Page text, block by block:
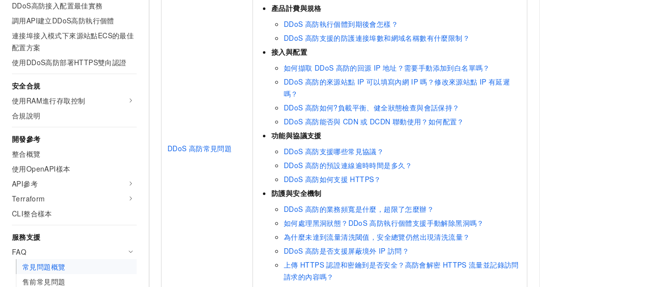
DDoS高防接入配置最佳實務
調用API建立DDoS高防執行個體
連接埠接入模式下來源站點ECS的最佳
配置方案
使用DDoS高防部署HTTPS雙向認證
安全合規
使用RAM進行存取控制
合規說明
開發參考
整合概覽
使用OpenAPI樣本
API參考
Terraform
CLI整合樣本
服務支援
FAQ
常見問題概覽
售前常見問題
DDoS 高防常見問題
產品計費與規格
DDoS 高防執行個體到期後會怎樣？
DDoS 高防支援的防護連接埠數和網域名稱數有什麼限制？
接入與配置
如何擷取 DDoS 高防的回源 IP 地址？需要手動添加到白名單嗎？
DDoS 高防的來源站點 IP 可以填寫內網 IP 嗎？修改來源站點 IP 有延遲
嗎？
DDoS 高防如何?負載平衡、健全狀態檢查與會話保持？
DDoS 高防能否與 CDN 或 DCDN 聯動使用？如何配置？
功能與協議支援
DDoS 高防支援哪些常見協議？
DDoS 高防的預設連線逾時時間是多久？
DDoS 高防如何支援 HTTPS？
防護與安全機制
DDoS 高防的業務頻寬是什麼，超限了怎麼辦？
如何處理黑洞狀態？DDoS 高防執行個體支援手動解除黑洞嗎？
為什麼未達到流量清洗閾值，安全總覽仍然出現清洗流量？
DDoS 高防是否支援屏蔽境外 IP 訪問？
上傳 HTTPS 認證和密鑰到是否安全？高防會解密 HTTPS 流量並記錄訪問
請求的內容嗎？